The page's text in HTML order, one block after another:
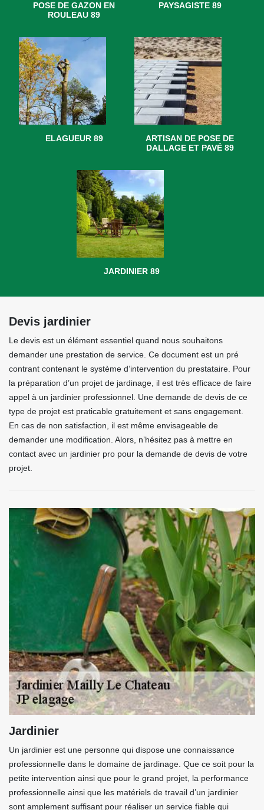
POSE DE GAZON EN
ROULEAU 89
PAYSAGISTE 89
ELAGUEUR 89
ARTISAN DE POSE DE
DALLAGE ET PAVÉ 89
JARDINIER 89
Devis jardinier
Le devis est un élément essentiel quand nous souhaitons
demander une prestation de service. Ce document est un pré
contrant contenant le système d’intervention du prestataire. Pour
la préparation d’un projet de jardinage, il est très efficace de faire
appel à un jardinier professionnel. Une demande de devis de ce
type de projet est praticable gratuitement et sans engagement.
En cas de non satisfaction, il est même envisageable de
demander une modification. Alors, n’hésitez pas à mettre en
contact avec un jardinier pro pour la demande de devis de votre
projet.
Jardinier
Un jardinier est une personne qui dispose une connaissance
professionnelle dans le domaine de jardinage. Que ce soit pour la
petite intervention ainsi que pour le grand projet, la performance
professionnelle ainsi que les matériels de travail d’un jardinier
sont amplement suffisant pour réaliser un service fiable qui